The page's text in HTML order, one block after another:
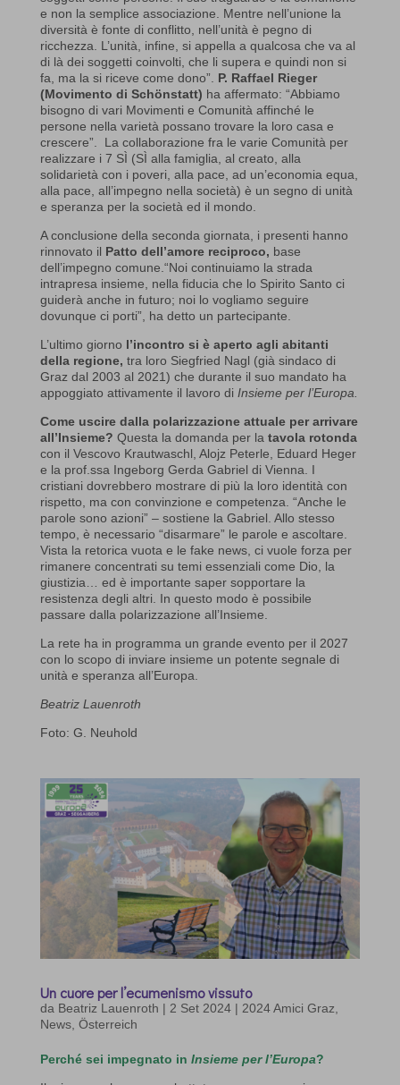
e non la semplice associazione. Mentre nell’unione la
diversità è fonte di conflitto, nell’unità è pegno di
ricchezza. L’unità, infine, si appella a qualcosa che va al
di là dei soggetti coinvolti, che li supera e quindi non si
fa, ma la si riceve come dono”. P. Raffael Rieger
(Movimento di Schönstatt) ha affermato: “Abbiamo
bisogno di vari Movimenti e Comunità affinché le
persone nella varietà possano trovare la loro casa e
crescere”. La collaborazione fra le varie Comunità per
realizzare i 7 SÌ (SÌ alla famiglia, al creato, alla
solidarietà con i poveri, alla pace, ad un’economia equa,
alla pace, all’impegno nella società) è un segno di unità
e speranza per la società ed il mondo.
A conclusione della seconda giornata, i presenti hanno
rinnovato il Patto dell’amore reciproco, base
dell’impegno comune.“Noi continuiamo la strada
intrapresa insieme, nella fiducia che lo Spirito Santo ci
guiderà anche in futuro; noi lo vogliamo seguire
dovunque ci porti”, ha detto un partecipante.
L’ultimo giorno l’incontro si è aperto agli abitanti
della regione, tra loro Siegfried Nagl (già sindaco di
Graz dal 2003 al 2021) che durante il suo mandato ha
appoggiato attivamente il lavoro di Insieme per l’Europa.
Come uscire dalla polarizzazione attuale per arrivare
all’Insieme? Questa la domanda per la tavola rotonda
con il Vescovo Krautwaschl, Alojz Peterle, Eduard Heger
e la prof.ssa Ingeborg Gerda Gabriel di Vienna. I
cristiani dovrebbero mostrare di più la loro identità con
rispetto, ma con convinzione e competenza. “Anche le
parole sono azioni” – sostiene la Gabriel. Allo stesso
tempo, è necessario “disarmare” le parole e ascoltare.
Vista la retorica vuota e le fake news, ci vuole forza per
rimanere concentrati su temi essenziali come Dio, la
giustizia… ed è importante saper sopportare la
resistenza degli altri. In questo modo è possibile
passare dalla polarizzazione all’Insieme.
La rete ha in programma un grande evento per il 2027
con lo scopo di inviare insieme un potente segnale di
unità e speranza all’Europa.
Beatriz Lauenroth
Foto: G. Neuhold
Un cuore per l’ecumenismo vissuto
da Beatriz Lauenroth | 2 Set 2024| 2024 Amici Graz
News, Österreich
Perché sei impegnato in Insieme per l’Europa?